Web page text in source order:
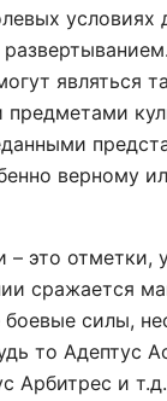
условиях
являться
верному
это отметки,
сражается
боевые силы,
то Адептус
Арбитрес и